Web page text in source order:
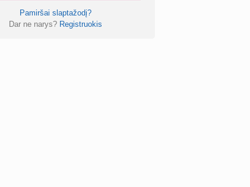
Pamiršai slaptažodį?
Dar ne narys? Registruokis